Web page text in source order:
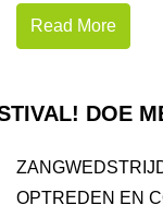
Read More
DOE
OPTREDEN EN